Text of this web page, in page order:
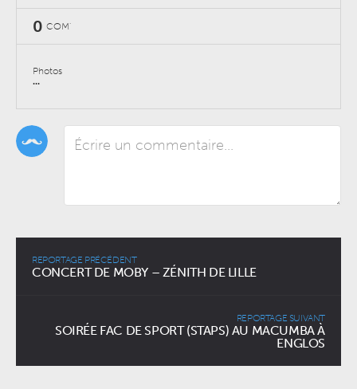
0 COM'
Photos
...
REPORTAGE PRÉCÉDENT
CONCERT DE MOBY – ZÉNITH DE LILLE
REPORTAGE SUIVANT
SOIRÉE FAC DE SPORT (STAPS) AU MACUMBA À
ENGLOS